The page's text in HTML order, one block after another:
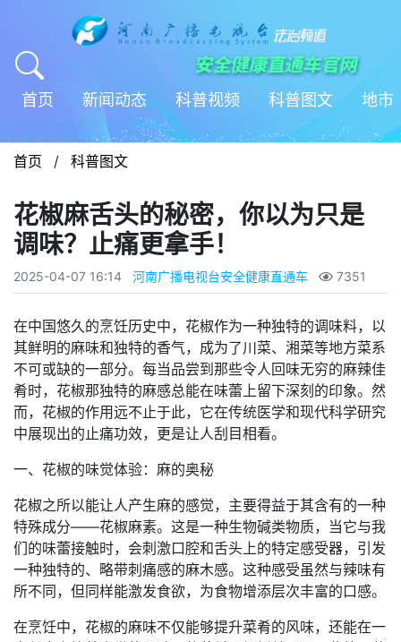
首页 新闻动态 科普视频 科普图文 地市
首页 / 科普图文
花椒麻舌头的秘密，你以为只是
调味？止痛更拿手！
2025-04-07 16:14 河南广播电视台安全健康直通车 7351
在中国悠久的烹饪历史中，花椒作为一种独特的调味料，以
其鲜明的麻味和独特的香气，成为了川菜、湘菜等地方菜系
不可或缺的一部分。每当品尝到那些令人回味无穷的麻辣佳
肴时，花椒那独特的麻感总能在味蕾上留下深刻的印象。然
而，花椒的作用远不止于此，它在传统医学和现代科学研究
中展现出的止痛功效，更是让人刮目相看。
一、花椒的味觉体验：麻的奥秘
花椒之所以能让人产生麻的感觉，主要得益于其含有的一种
特殊成分——花椒麻素。这是一种生物碱类物质，当它与我
们的味蕾接触时，会刺激口腔和舌头上的特定感受器，引发
一种独特的、略带刺痛感的麻木感。这种感受虽然与辣味有
所不同，但同样能激发食欲，为食物增添层次丰富的口感。
在烹饪中，花椒的麻味不仅能够提升菜肴的风味，还能在一